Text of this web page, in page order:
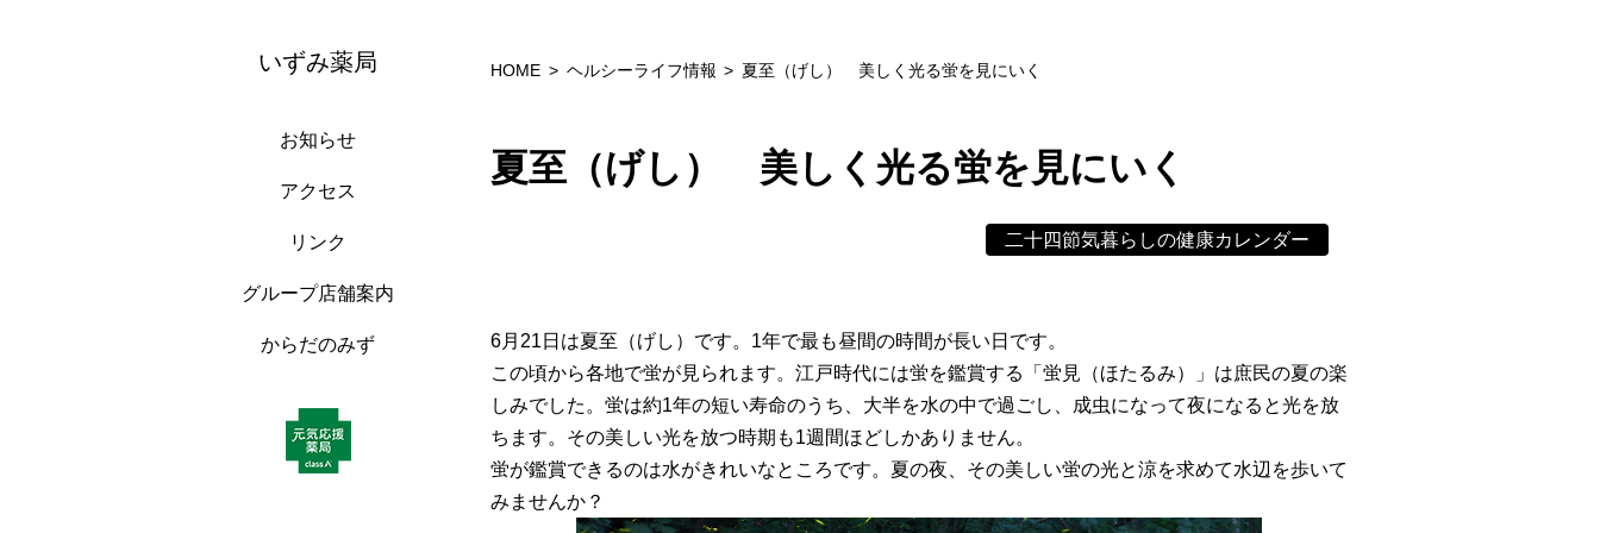
いずみ薬局
お知らせ
アクセス
リンク
グループ店舗案内
からだのみず
HOME ヘルシーライフ情報 夏至（げし） 美しく光る蛍を見にいく
夏至（げし） 美しく光る蛍を見にいく
二十四節気暮らしの健康カレンダー
6月21日は夏至（げし）です。1年で最も昼間の時間が長い日です。
この頃から各地で蛍が見られます。江戸時代には蛍を鑑賞する「蛍見（ほたるみ）」は庶民の夏の楽
しみでした。蛍は約1年の短い寿命のうち、大半を水の中で過ごし、成虫になって夜になると光を放
ちます。その美しい光を放つ時期も1週間ほどしかありません。
蛍が鑑賞できるのは水がきれいなところです。夏の夜、その美しい蛍の光と涼を求めて水辺を歩いて
みませんか？